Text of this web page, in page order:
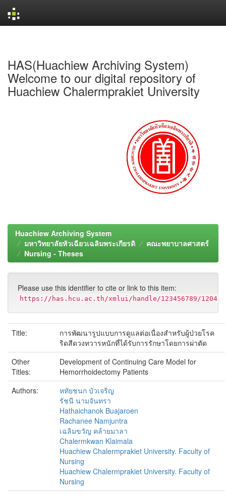
HAS(Huachiew Archiving System)
Welcome to our digital repository of
Huachiew Chalermprakiet University
Huachiew Archiving System
มหาวิทยาลัยหัวเฉียวเฉลิมพระเกียรติ
คณะพยาบาลศาสตร์
Nursing - Theses
Please use this identifier to cite or link to this item:
https://has.hcu.ac.th/xmlui/handle/123456789/1204
Title:
การพัฒนารูปแบบการดูแลต่อเนื่องสำหรับผู้ป่วยโรค
ริดสีดวงทวารหนักที่ได้รับการรักษาโดยการผ่าตัด
Other
Titles:
Development of Continuing Care Model for
Hemorrhoidectomy Patients
Authors:
หทัยชนก บัวเจริญ
รัชนี นามจันทรา
Hathaichanok Buajaroen
Rachanee Namjuntra
เฉลิมขวัญ คล้ายมาลา
Chalermkwan Klaimala
Huachiew Chalermprakiet University. Faculty of
Nursing
Huachiew Chalermprakiet University. Faculty of
Nursing